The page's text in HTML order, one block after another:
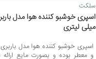
سلکت
میلی لیتری
اسپری خوشبو کننده هوا مدل
و معطر بوده و بصورت مایع